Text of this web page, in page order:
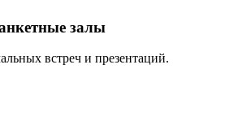
залы
встреч и презентаций.